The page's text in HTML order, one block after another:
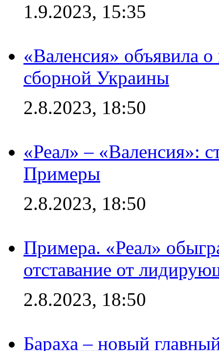
1.9.2023, 15:35
«Валенсия» объявила
сборной Украины
2.8.2023, 18:50
«Реал» – «Валенсия»:
Примеры
2.8.2023, 18:50
Примера. «Реал»
отставание от
2.8.2023, 18:50
Бараха – новый